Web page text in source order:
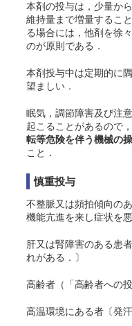
本剤の投与は，少量か
維持量まで増量するこ
る場合には，他剤を徐
のが原則である．
本剤投与中は定期的に
望ましい．
眠気，調節障害及び注
起こることがあるので
転等危険を伴う機械の
こと．
慎重投与
不整脈又は頻拍傾向の
機能亢進を来し症状を
肝又は腎障害のある患
れがある．〕
高齢者（「高齢者への
高温環境にある者〔発